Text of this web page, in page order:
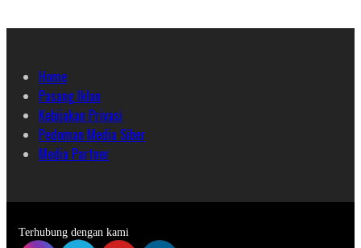
Home
Pasang Iklan
Kebijakan Privasi
Pedoman Media Siber
Media Partner
Terhubung dengan kami